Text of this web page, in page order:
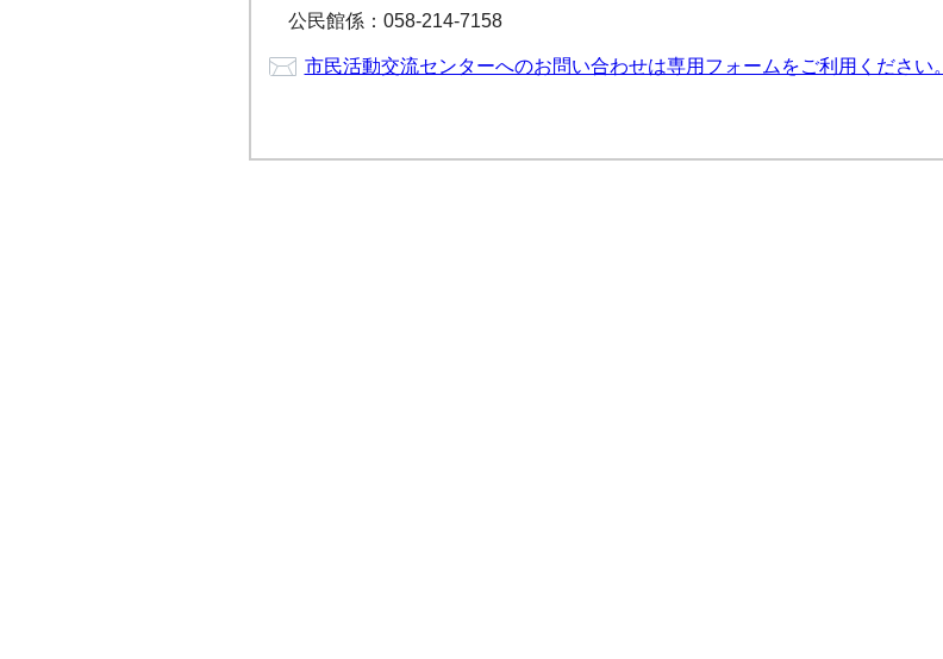
公民館係：058-214-7158
市民活動交流センターへのお問い合わせは専用フォームをご利用ください。